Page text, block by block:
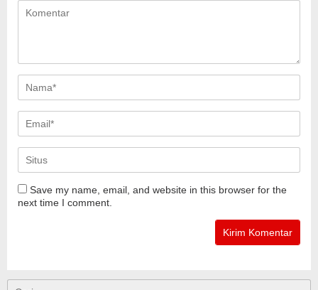
Save my name, email, and website in this browser for the
next time I comment.